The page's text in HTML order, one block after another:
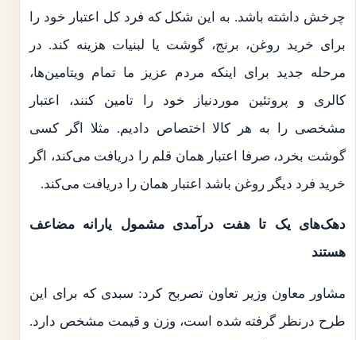
چرخش داشته باشد. به این شکل که فرد کل اعتبار خود را
برای خرید روغن، برنج، گوشت یا لبنیات هزینه کند. در
مرحله جدید برای اینکه مردم عزیز ما تمام ویتامین‌ها،
کالری و پروتئین موردنیاز خود را تامین کنند، اعتبار
مشخصی را به هر کالا اختصاص دادیم. مثلا اگر کسی
گوشت بخرد، صرفا اعتبار همان قلم را دریافت می‌کند، اگر
خرید فرد دیگر روغن باشد اعتبار همان را دریافت می‌کند.
دهک‌های یک تا هفت درآمدی مشمول یارانه مضاعف
هستند
مشاور معاون وزیر تعاون تصربح کرد: سبدی که برای این
طرح درنظر گرفته شده است، وزن و قیمت مشخص دارد.